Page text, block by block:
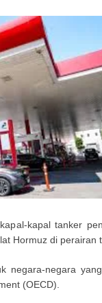
kapal tanker
Hormuz di perairan
negara-negara
(OECD).